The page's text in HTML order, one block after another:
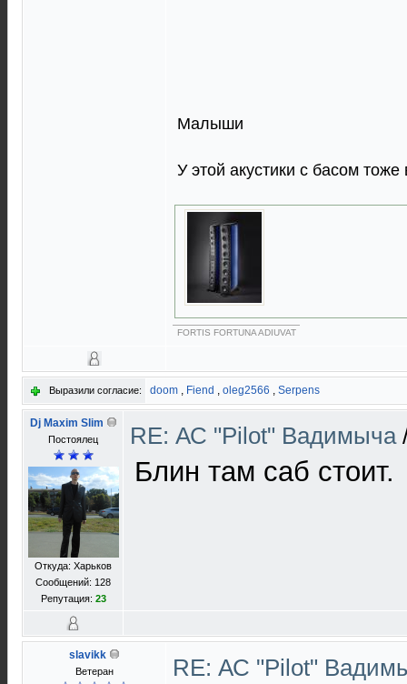
Малыши
У этой акустики с басом
FORTIS FORTUNA ADIUVAT
Выразили согласие: doom , Fiend , oleg2566 , Serpens
Dj Maxim Slim
Постоялец
Откуда: Харьков
Сообщений: 128
Репутация: 23
RE: АС "Pilot" Вадимыча
Блин там саб стоит.
slavikk
Ветеран
RE: АС "Pilot"